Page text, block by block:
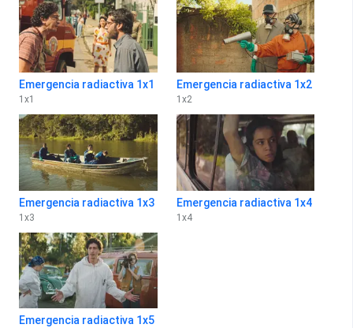
Emergencia radiactiva 1x1
1 x1
Emergencia radiactiva 1x2
1 x2
Emergencia radiactiva 1x3
1 x3
Emergencia radiactiva 1x4
1 x4
Emergencia radiactiva 1x5